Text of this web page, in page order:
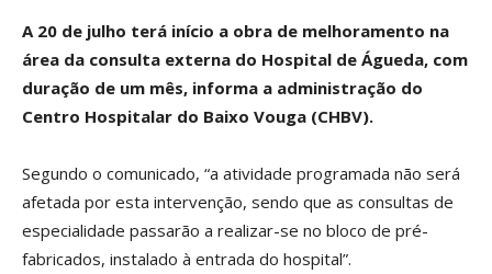
A 20 de julho terá início a obra de melhoramento na
área da consulta externa do Hospital de Águeda, com
duração de um mês, informa a administração do
Centro Hospitalar do Baixo Vouga (CHBV).
Segundo o comunicado, “a atividade programada não será
afetada por esta intervenção, sendo que as consultas de
especialidade passarão a realizar-se no bloco de pré-
fabricados, instalado à entrada do hospital”.